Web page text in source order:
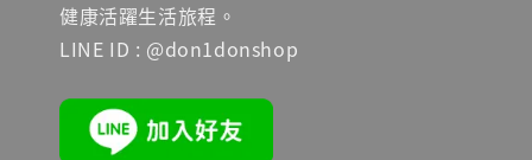
健康活躍生活旅程。
LINE ID : @don1donshop